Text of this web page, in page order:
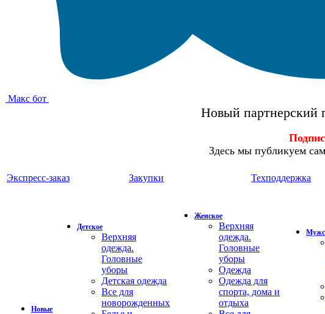
Макс бот
Новый партнерский
Здесь мы публикуем
Экспресс-заказ Закупки Техподдержка
Новые
Детское
Верхняя
одежда.
Головные
уборы
Детская одежда
Все для
новорожденных
Женское
Верхняя
одежда.
Головные
уборы
Одежда
Одежда для
спорта, дома и
отдыха